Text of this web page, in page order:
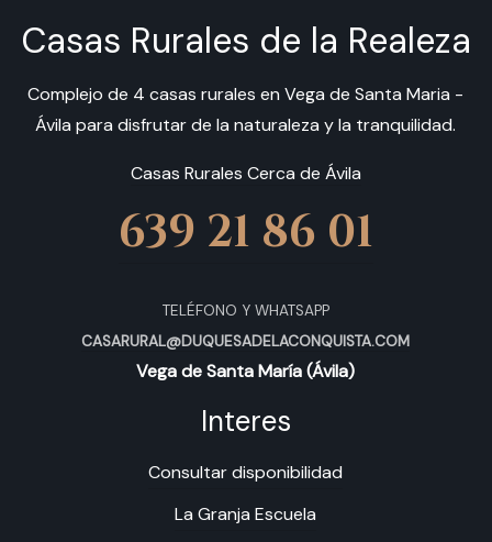
Casas Rurales de la Realeza
Complejo de 4 casas rurales en Vega de Santa Maria -
Ávila para disfrutar de la naturaleza y la tranquilidad.
Casas Rurales Cerca de Ávila
639 21 86 01
TELÉFONO Y WHATSAPP
CASARURAL@DUQUESADELACONQUISTA.COM
Vega de Santa María (Ávila)
Interes
Consultar disponibilidad
La Granja Escuela